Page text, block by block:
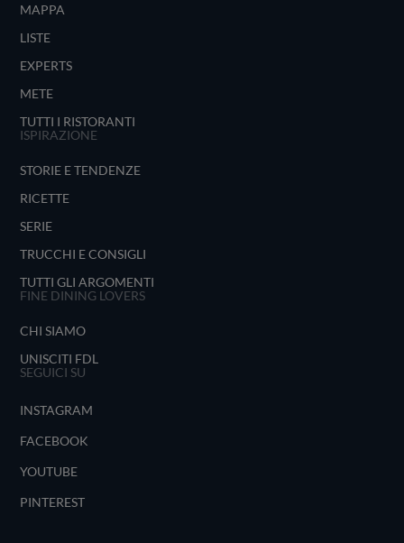
MAPPA
LISTE
EXPERTS
METE
TUTTI I RISTORANTI
ISPIRAZIONE
STORIE E TENDENZE
RICETTE
SERIE
TRUCCHI E CONSIGLI
TUTTI GLI ARGOMENTI
FINE DINING LOVERS
CHI SIAMO
UNISCITI FDL
SEGUICI SU
INSTAGRAM
FACEBOOK
YOUTUBE
PINTEREST